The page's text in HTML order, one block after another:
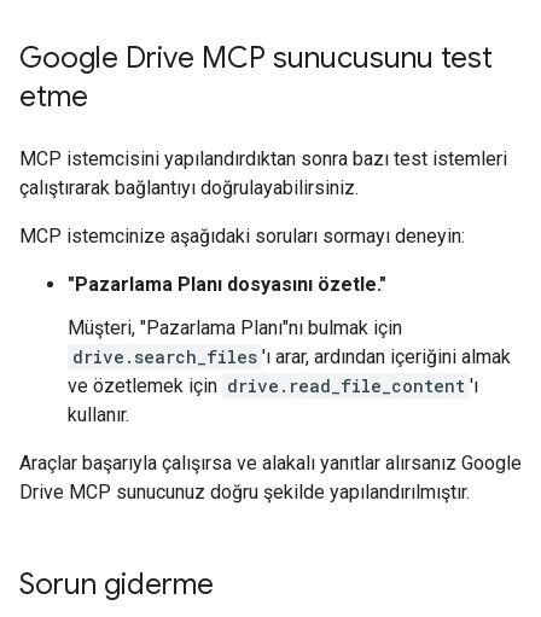
Google Drive MCP sunucusunu test
etme
MCP istemcisini yapılandırdıktan sonra bazı test istemleri
çalıştırarak bağlantıyı doğrulayabilirsiniz.
MCP istemcinize aşağıdaki soruları sormayı deneyin:
"Pazarlama Planı dosyasını özetle."
Müşteri, "Pazarlama Planı"nı bulmak için
drive.search_files 'ı arar, ardından içeriğini almak
ve özetlemek için drive.read_file_content 'ı
kullanır.
Araçlar başarıyla çalışırsa ve alakalı yanıtlar alırsanız Google
Drive MCP sunucunuz doğru şekilde yapılandırılmıştır.
Sorun giderme